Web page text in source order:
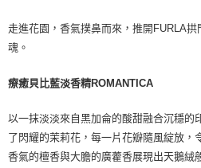
走進花園，香氣撲鼻而來，推開FURLA
魂。
療癒貝比藍淡香精ROMANTICA
以一抹淡淡來自黑加侖的酸甜融合沉穩的
了閃耀的茉莉花，每一片花瓣隨風綻放，
香氣的檀香與大膽的廣藿香展現出天鵝絨